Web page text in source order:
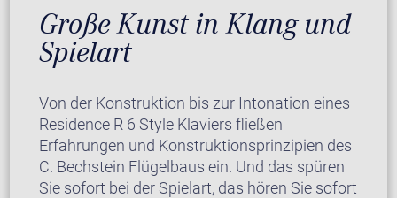
Große Kunst in Klang und
Spielart
Von der Konstruktion bis zur Intonation eines
Residence R 6 Style Klaviers fließen
Erfahrungen und Konstruktionsprinzipien des
C. Bechstein Flügelbaus ein. Und das spüren
Sie sofort bei der Spielart, das hören Sie sofort